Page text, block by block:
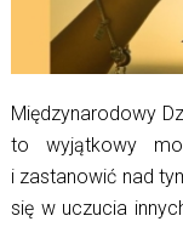
Międzynarodowy
to wyjątkowy
i zastanowić nad
się w uczucia